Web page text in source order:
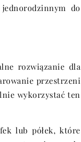
do
rozwiązanie dla
przestrzeni
wykorzystać ten
lub półek, które